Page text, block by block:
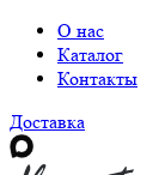
О нас
Каталог
Контакты
Доставка